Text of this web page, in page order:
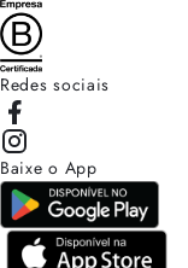
Redes sociais
Baixe o App